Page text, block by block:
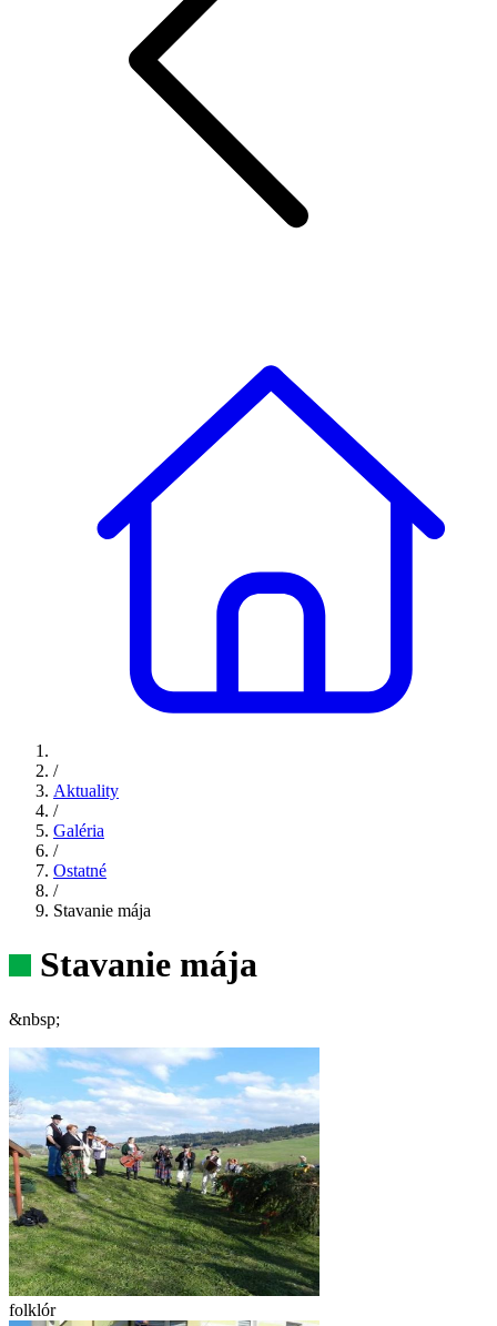
/
Aktuality
/
Galéria
/
Ostatné
/
Stavanie mája
Stavanie mája
&nbsp;
folklór